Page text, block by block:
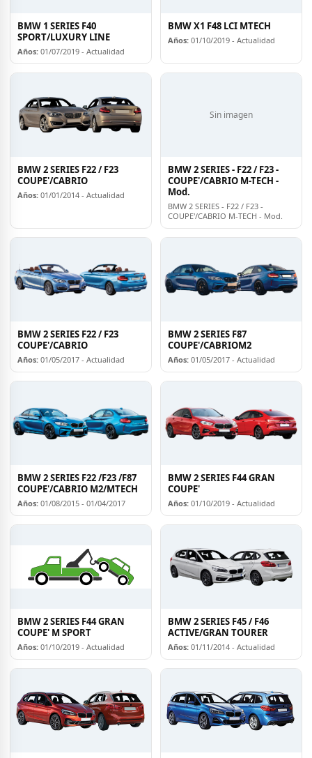
BMW 1 SERIES F40
SPORT/LUXURY LINE
Años: 01/07/2019 - Actualidad
BMW X1 F48 LCI MTECH
Años: 01/10/2019 - Actualidad
BMW 2 SERIES F22 / F23
COUPE'/CABRIO
Años: 01/01/2014 - Actualidad
Sin imagen
BMW 2 SERIES - F22 / F23 -
COUPE'/CABRIO M-TECH -
Mod.
BMW 2 SERIES - F22 / F23 -
COUPE'/CABRIO M-TECH - Mod.
BMW 2 SERIES F22 / F23
COUPE'/CABRIO
Años: 01/05/2017 - Actualidad
BMW 2 SERIES F87
COUPE'/CABRIOM2
Años: 01/05/2017 - Actualidad
BMW 2 SERIES F22 /F23 /F87
COUPE'/CABRIO M2/MTECH
Años: 01/08/2015 - 01/04/2017
BMW 2 SERIES F44 GRAN
COUPE'
Años: 01/10/2019 - Actualidad
BMW 2 SERIES F44 GRAN
COUPE' M SPORT
Años: 01/10/2019 - Actualidad
BMW 2 SERIES F45 / F46
ACTIVE/GRAN TOURER
Años: 01/11/2014 - Actualidad